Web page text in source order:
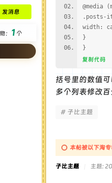
22
4
发消息
： 1 个
@media
.posts-
width:
}
}
复制代码
括号里的数值
多个列表修改
# 子比主题
本帖被以下淘
子比主题 主题: